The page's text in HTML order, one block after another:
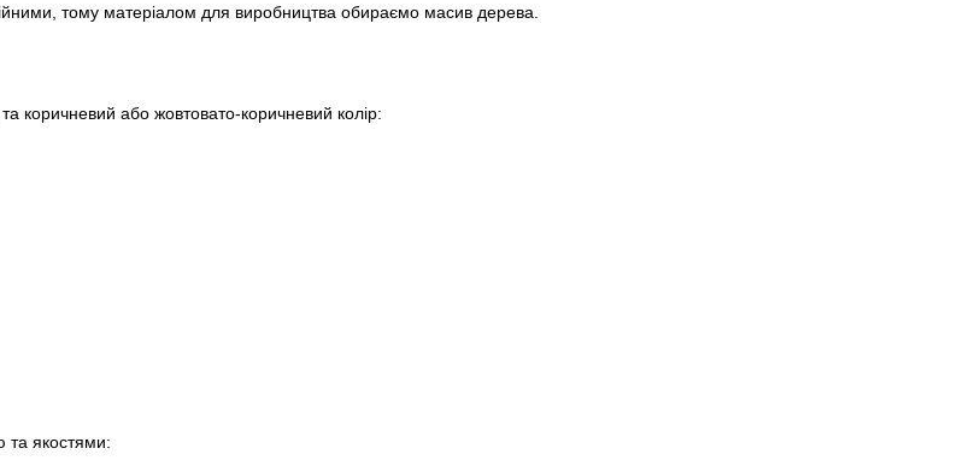
тому матеріалом для виробництва обираємо масив дерева.
коричневий або жовтовато-коричневий колір:
та якостями: